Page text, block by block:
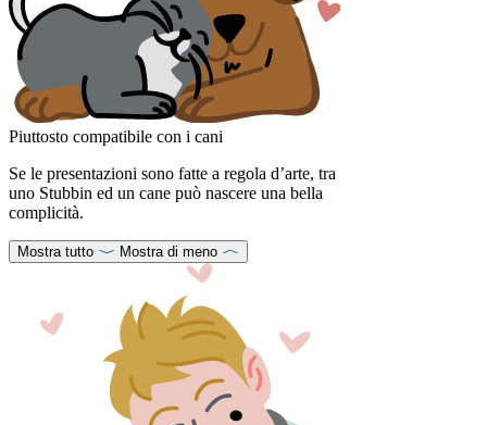
Piuttosto compatibile con i cani
Se le presentazioni sono fatte a regola d’arte, tra
uno Stubbin ed un cane può nascere una bella
complicità.
Mostra tutto Mostra di meno